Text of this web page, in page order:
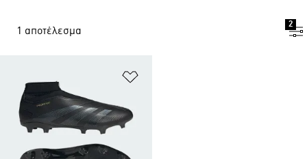
1 αποτέλεσμα
2